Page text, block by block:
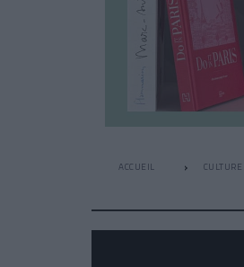
ACCUEIL CULTURE